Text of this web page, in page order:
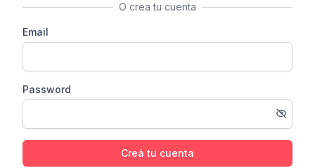
O crea tu cuenta
Email
Password
Creá tu cuenta